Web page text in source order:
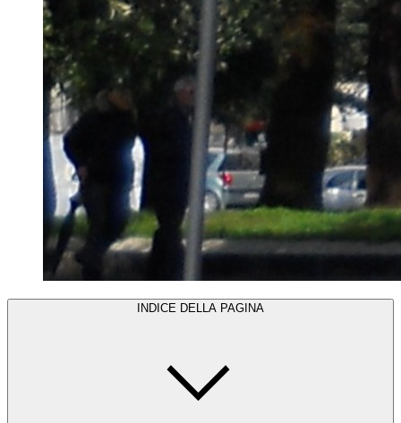
INDICE DELLA PAGINA